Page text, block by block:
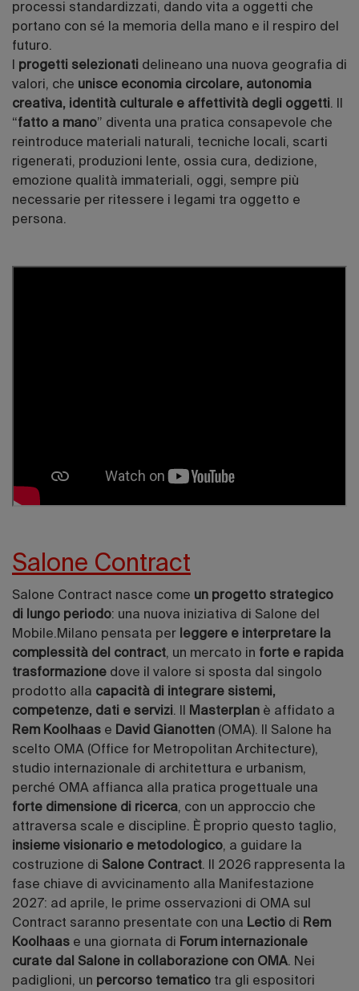
processi standardizzati, dando vita a oggetti che
portano con sé la memoria della mano e il respiro del
futuro.
progetti selezionati delineano una nuova geografia di
valori, che unisce economia circolare, autonomia
creativa, identità culturale e affettività degli oggetti. Il
“fatto a mano” diventa una pratica consapevole che
reintroduce materiali naturali, tecniche locali, scarti
rigenerati, produzioni lente, ossia cura, dedizione,
emozione qualità immateriali, oggi, sempre più
necessarie per ritessere i legami tra oggetto e
persona.
Salone Contract
Salone Contract nasce come un progetto strategico
di lungo periodo: una nuova iniziativa di Salone del
Mobile.Milano pensata per leggere e interpretare la
complessità del contract, un mercato in forte e rapida
trasformazione dove il valore si sposta dal singolo
prodotto alla capacità di integrare sistemi,
competenze, dati e servizi. Il Masterplan è affidato a
Rem Koolhaas e David Gianotten (OMA). Il Salone ha
scelto OMA (Office for Metropolitan Architecture),
studio internazionale di architettura e urbanism,
perché OMA affianca alla pratica progettuale una
forte dimensione di ricerca, con un approccio che
attraversa scale e discipline. È proprio questo taglio,
insieme visionario e metodologico, a guidare la
costruzione di Salone Contract. Il 2026 rappresenta la
fase chiave di avvicinamento alla Manifestazione
2027: ad aprile, le prime osservazioni di OMA sul
Contract saranno presentate con una Lectio di Rem
Koolhaas e una giornata di Forum internazionale
curate dal Salone in collaborazione con OMA. Nei
padiglioni, un percorso tematico tra gli espositori